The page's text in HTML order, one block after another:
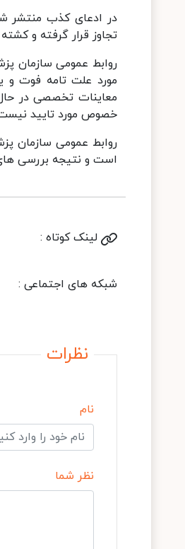
در ادعای کذب منتشر
تجاوز قرار گرفته و
روابط عمومی سازمان
مورد علت تامه فوت و
معاینات تخصصی در
خصوص مورد تایید
روابط عمومی سازمان‌
است و نتیجه بررسی
لینک کوتاه :
شبکه های اجتماعی :
نظرات
نام
نظر شما